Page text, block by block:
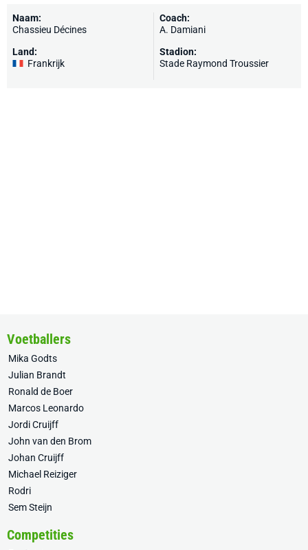
Naam:
Chassieu Décines
Land:
Frankrijk
Coach:
A. Damiani
Stadion:
Stade Raymond Troussier
Voetballers
Mika Godts
Julian Brandt
Ronald de Boer
Marcos Leonardo
Jordi Cruijff
John van den Brom
Johan Cruijff
Michael Reiziger
Rodri
Sem Steijn
Competities